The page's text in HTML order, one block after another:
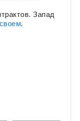
Запад
.